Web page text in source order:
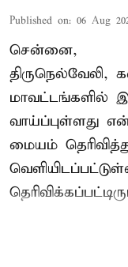
Published on: 06 Aug
சென்னை,
திருநெல்வேலி,
மாவட்டங்களில்
வாய்ப்புள்ளது
மையம்